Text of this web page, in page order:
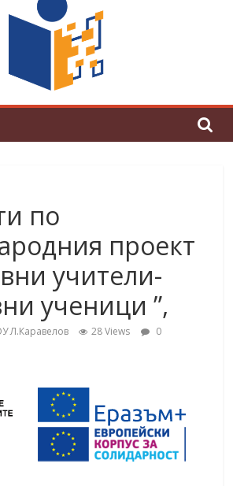
на Андерсен оживя в ОУ
„Любен Каравелов“
по
проект
учители-
ученици ”,
Л.Каравелов 28 Views
0